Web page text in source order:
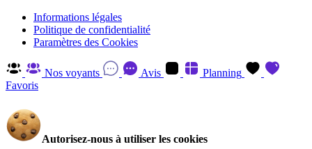
Informations légales
Politique de confidentialité
Paramètres des Cookies
Nos voyants Avis
Planning
Favoris
Autorisez-nous à utiliser les cookies